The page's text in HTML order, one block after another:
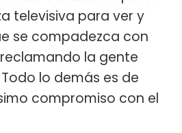
televisiva para ver y
se compadezca con
la gente
lo demás es de
compromiso con el